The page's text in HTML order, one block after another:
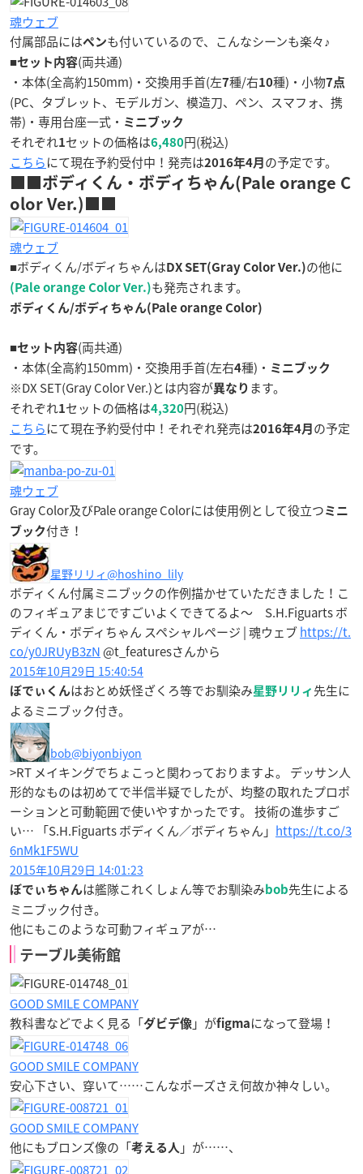
魂ウェブ
付属部品にはペンも付いているので、こんなシーンも楽々♪
■セット内容(両共通)
・本体(全高約150mm)・交換用手首(左7種/右10種)・小物7点
(PC、タブレット、モデルガン、模造刀、ペン、スマフォ、携
帯)・専用台座一式・ ミニブック
それぞれ1 セットの価格は6,480円(税込)
こちらにて現在予約受付中！発売は2016年4月 の予定です。
■■ボディくん・ボディちゃん(Pale orange C
olor Ver.)■■
魂ウェブ
■ボディくん/ボディちゃんはDX SET(Gray Color Ver.)の他に
(Pale orange Color Ver.)も発売されます。
ボディくん/ボディちゃん(Pale orange Color)
■セット内容(両共通)
・本体(全高約150mm)・交換用手首(左右4種)・ ミニブック
※DX SET(Gray Color Ver.)とは内容が異なり ます。
それぞれ1 セットの価格は4,320円(税込)
こちらにて現在予約受付中！それぞれ発売は2016年4月 の予定
です。
魂ウェブ
Gray Color及びPale orange Colorには使用例として役立つ ミニ
ブック付き！
星野リリィ@hoshino_lily
ボディくん付属ミニブックの作例描かせていただきました！こ
のフィギュアまじですごいよくできてるよ〜 S.H.Figuarts ボ
ディくん・ボディちゃん スペシャルページ | 魂ウェブhttps://t.
co/y0JRUyB3zN@t_featuresさんから
2015年10月29日 15:40:54
ぼでぃくんはおとめ妖怪ざくろ等でお馴染み星野リリィ 先生に
よるミニブック付き。
bob@biyonbiyon
>RT メイキングでちょこっと関わっておりますよ。 デッサン人
形的なものは初めてで半信半疑でしたが、均整の取れたプロポ
ーションと可動範囲で使いやすかったです。 技術の進歩すご
い… 「S.H.Figuarts ボディくん／ボディちゃん」 https://t.co/3
6nMk1F5WU
2015年10月29日 14:01:23
ぼでぃちゃんは艦隊これくしょん等でお馴染み bob先生による
ミニブック付き。
他にもこのような可動フィギュアが…
テーブル美術館
GOOD SMILE COMPANY
教科書などでよく見る「ダビデ像 」がfigma になって登場！
GOOD SMILE COMPANY
安心下さい、穿いて……こんなポーズさえ何故か神々しい。
GOOD SMILE COMPANY
他にもブロンズ像の「考える人 」が……、